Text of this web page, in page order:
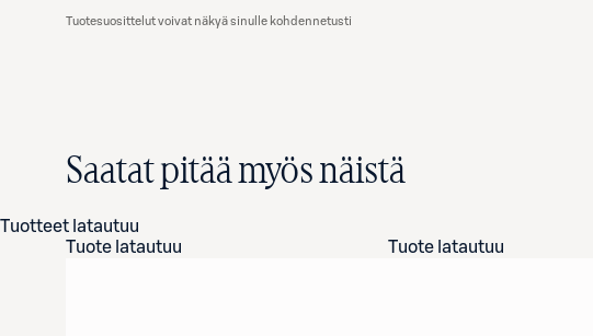
Tuotesuosittelut voivat näkyä sinulle kohdennetusti
Saatat pitää myös näistä
Tuotteet latautuu
Tuote latautuu
Tuote latautuu